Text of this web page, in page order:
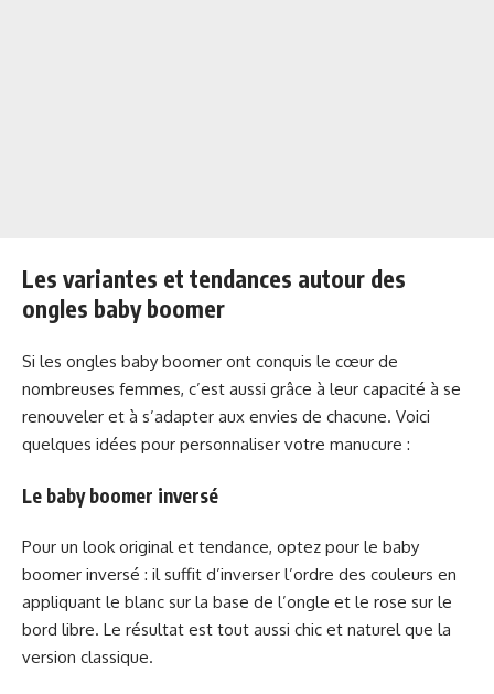
Les variantes et tendances autour des
ongles baby boomer
Si les ongles baby boomer ont conquis le cœur de
nombreuses femmes, c’est aussi grâce à leur capacité à se
renouveler et à s’adapter aux envies de chacune. Voici
quelques idées pour personnaliser votre manucure :
Le baby boomer inversé
Pour un look original et tendance, optez pour le baby
boomer inversé : il suffit d’inverser l’ordre des couleurs en
appliquant le blanc sur la base de l’ongle et le rose sur le
bord libre. Le résultat est tout aussi chic et naturel que la
version classique.